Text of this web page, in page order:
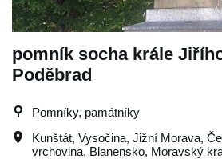
pomník socha krále
Poděbrad
Pomníky, památníky
Kunštát, Vysočina, Jižní Morava,
vrchovina, Blanensko, Moravský